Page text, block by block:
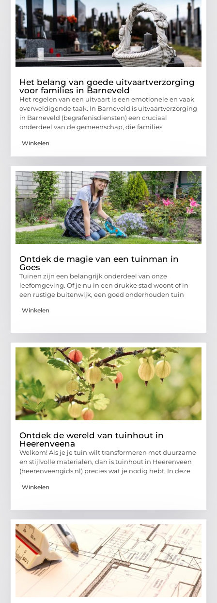
Het belang van goede uitvaartverzorging
voor families in Barneveld
Het regelen van een uitvaart is een emotionele en vaak
overweldigende taak. In Barneveld is uitvaartverzorging
in Barneveld (begrafenisdiensten) een cruciaal
onderdeel van de gemeenschap, die families
Winkelen
Ontdek de magie van een tuinman in
Goes
Tuinen zijn een belangrijk onderdeel van onze
leefomgeving. Of je nu in een drukke stad woont of in
een rustige buitenwijk, een goed onderhouden tuin
Winkelen
Ontdek de wereld van tuinhout in
Heerenveena
Welkom! Als je je tuin wilt transformeren met duurzame
en stijlvolle materialen, dan is tuinhout in Heerenveen
(heerenveengids.nl) precies wat je nodig hebt. In deze
Winkelen